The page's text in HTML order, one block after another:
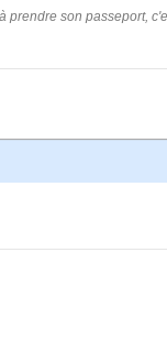
prendre son passeport,